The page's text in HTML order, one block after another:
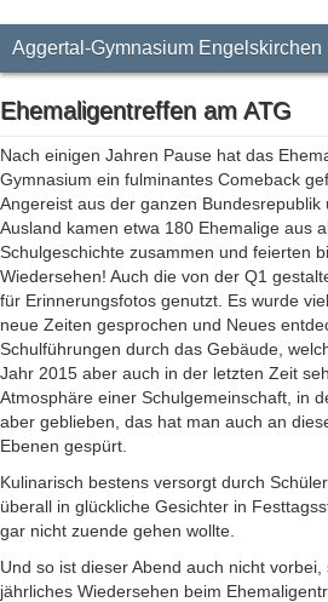
Aggertal-Gymnasium Engelskirchen
Ehemaligentreffen am ATG
Nach einigen Jahren Pause hat das
Gymnasium ein fulminantes Comeback
Angereist aus der ganzen Bundesrepublik
Ausland kamen etwa 180 Ehemalige aus
Schulgeschichte zusammen und feierten
Wiedersehen! Auch die von der Q1
für Erinnerungsfotos genutzt. Es wurde
neue Zeiten gesprochen und Neues
Schulführungen durch das Gebäude,
Jahr 2015 aber auch in der letzten Zeit
Atmosphäre einer Schulgemeinschaft, in
aber geblieben, das hat man auch an
Ebenen gespürt.
Kulinarisch bestens versorgt durch
überall in glückliche Gesichter in
gar nicht zuende gehen wollte.
Und so ist dieser Abend auch nicht
jährliches Wiedersehen beim